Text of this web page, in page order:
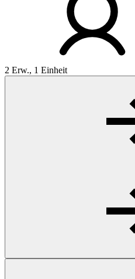
2 Erw., 1 Einheit